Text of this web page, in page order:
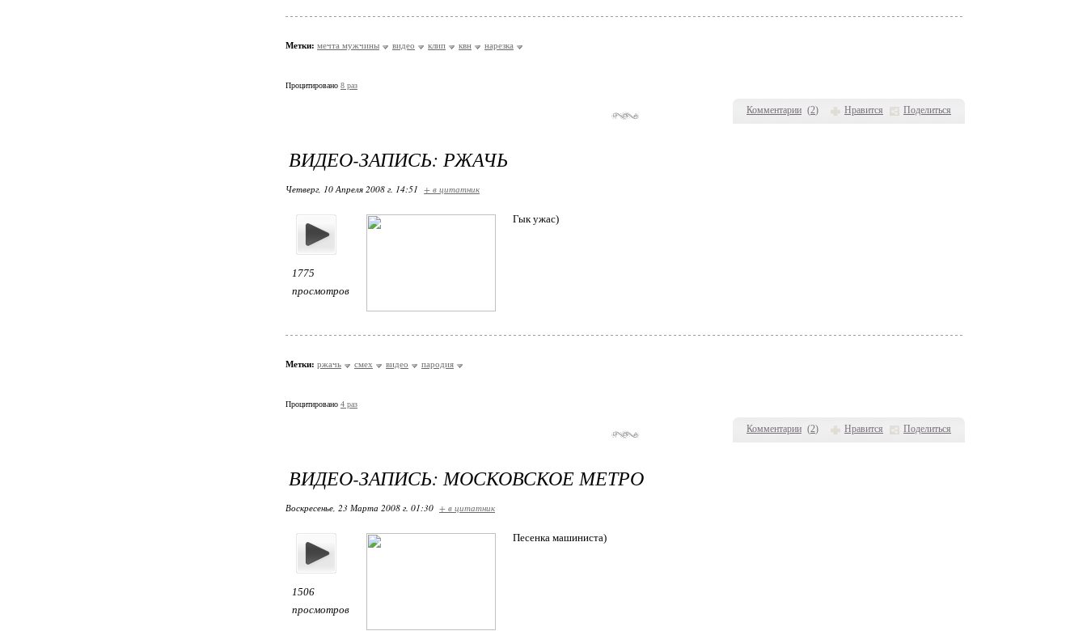
Комментарии (2) Нравится Поделиться
Метки: мечта мужчины видео клип квн нарезка
Процитировано 8 раз
Комментарии (2) Нравится Поделиться
ВИДЕО-ЗАПИСЬ: РЖАЧЬ
Четверг, 10 Апреля 2008 г. 14:51 + в цитатник
1775
просмотров
Гык ужас)
Метки: ржачь смех видео пародия
Процитировано 4 раз
ВИДЕО-ЗАПИСЬ: МОСКОВСКОЕ МЕТРО
Воскресенье, 23 Марта 2008 г. 01:30 + в цитатник
1506
просмотров
Песенка машиниста)